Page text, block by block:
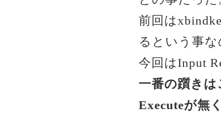
前回は
るという事
今回はInput
一番の躓き
Executeが無